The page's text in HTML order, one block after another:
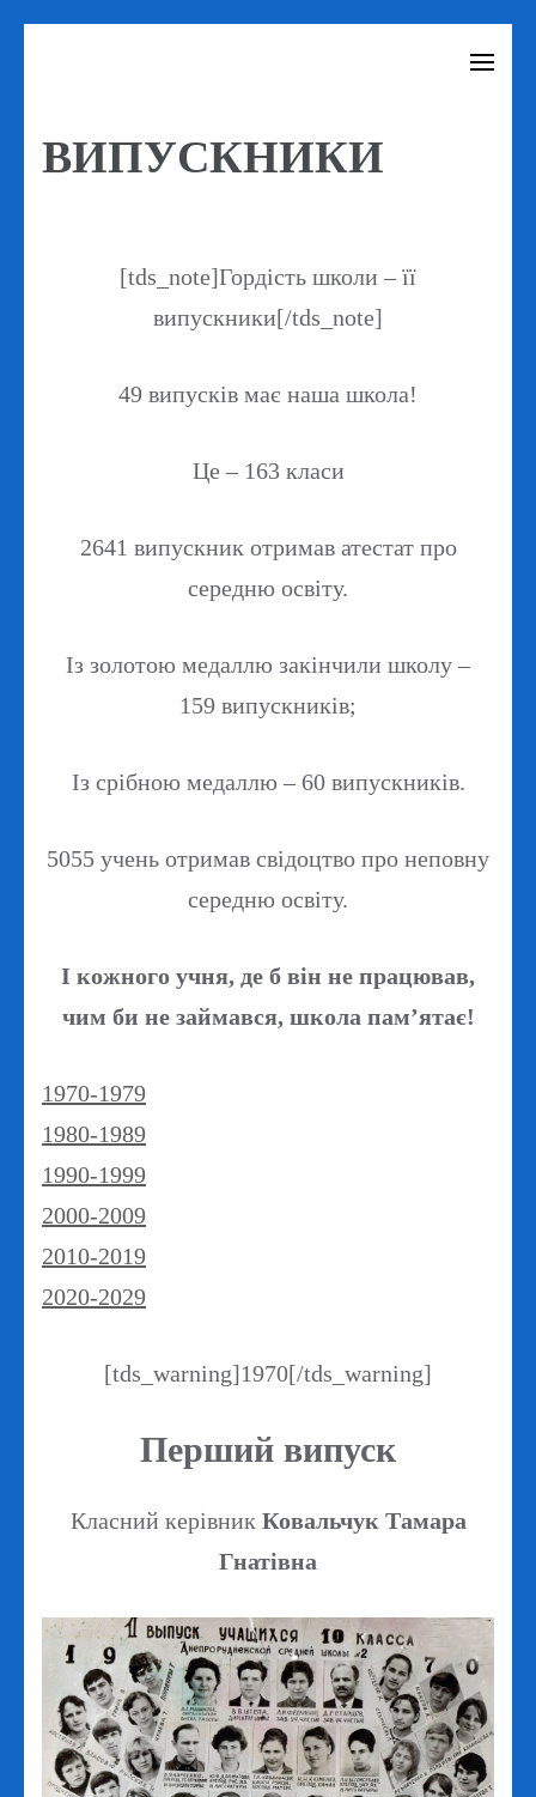
(натисніть
ВИПУСКНИКИ
[tds_note]Гордість школи – її
випускники[/tds_note]
49 випусків має наша школа!
Це – 163 класи
2641 випускник отримав атестат про
середню освіту.
Із золотою медаллю закінчили школу –
159 випускників;
Із срібною медаллю – 60 випускників.
5055 учень отримав свідоцтво про неповну
середню освіту.
І кожного учня, де б він не працював,
чим би не займався, школа пам’ятає!
1970-1979
1980-1989
1990-1999
2000-2009
2010-2019
2020-2029
[tds_warning]1970[/tds_warning]
Перший випуск
Класний керівник Ковальчук Тамара
Гнатівна